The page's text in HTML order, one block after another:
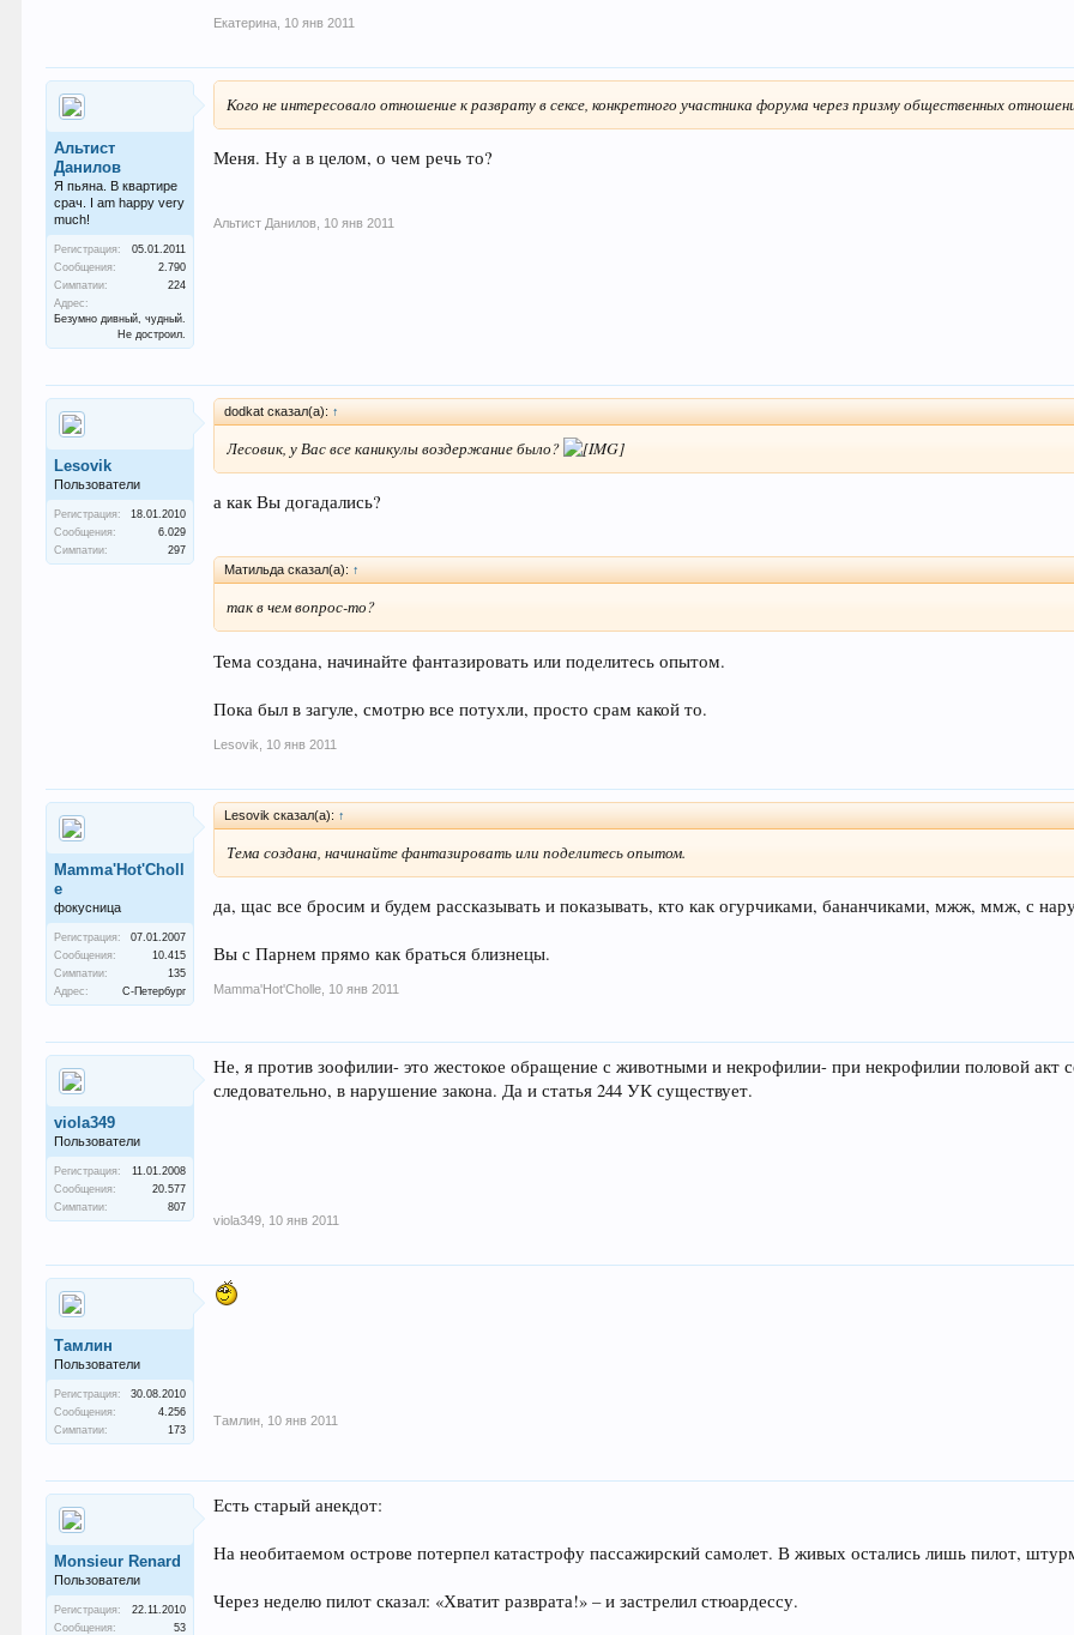
Екатерина 10 янв 2011
Альтист
Данилов
Я пьяна. В квартире
срач. I am happy very
much!
Регистрация:
05.01.2011
Сообщения:
2.790
Симпатии:
224
Адрес:
Безумно дивный, чудный.
Не достроил.
Кого не интересовало отношение к разврату в сексе, конкретного участника форума через призму общественных
Меня. Ну а в целом, о чем речь то?
Альтист Данилов 10 янв 2011
Lesovik
Пользователи
Регистрация:
18.01.2010
Сообщения:
6.029
Симпатии:
297
dodkat сказал(а): ↑
Лесовик, у Вас все каникулы воздержание было?
а как Вы догадались?
Матильда сказал(а): ↑
так в чем вопрос-то?
Тема создана, начинайте фантазировать или поделитесь опытом.
Пока был в загуле, смотрю все потухли, просто срам какой то.
Lesovik 10 янв 2011
Mamma'Hot'Choll
e
фокусница
Регистрация:
07.01.2007
Сообщения:
10.415
Симпатии:
135
Адрес:
С-Петербург
Lesovik сказал(а): ↑
Тема создана, начинайте фантазировать или поделитесь опытом.
да, щас все бросим и будем рассказывать и показывать, кто как огурчиками, бананчиками, мжж, ммж, с
Вы с Парнем прямо как браться близнецы.
Mamma'Hot'Cholle 10 янв 2011
viola349
Пользователи
Регистрация:
11.01.2008
Сообщения:
20.577
Симпатии:
807
Не, я против зоофилии- это жестокое обращение с животными и некрофилии- при некрофилии половой акт
следовательно, в нарушение закона. Да и статья 244 УК существует.
viola349 10 янв 2011
Тамлин
Пользователи
Регистрация:
30.08.2010
Сообщения:
4.256
Симпатии:
173
Тамлин 10 янв 2011
Monsieur Renard
Пользователи
Регистрация:
22.11.2010
Сообщения:
53
Есть старый анекдот:
На необитаемом острове потерпел катастрофу пассажирский самолет. В живых остались лишь пилот,
Через неделю пилот сказал: «Хватит разврата!» – и застрелил стюардессу.